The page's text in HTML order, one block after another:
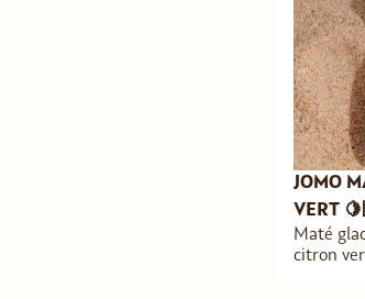
JOMO
VERT
Maté
citron